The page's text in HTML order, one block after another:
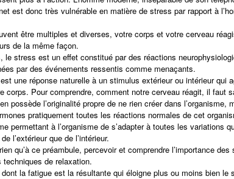
est donc très vulnérable en matière de stress par rapport à
être multiples et diverses, votre corps et votre cerveau
de la même façon.
le stress est un effet constitué par des réactions
par des événements ressentis comme menaçants.
une réponse naturelle à un stimulus extérieur ou intérieur qui
corps. Pour comprendre, comment notre cerveau réagit, il faut
possède l’originalité propre de ne rien créer dans l’organisme,
pratiquement toutes les réactions normales de cet
permettant à l’organisme de s’adapter à toutes les variations
l’extérieur que de l’intérieur.
qu’à ce préambule, percevoir et comprendre l’importance des
de relaxation.
la fatigue est la résultante qui éloigne plus ou moins bien le